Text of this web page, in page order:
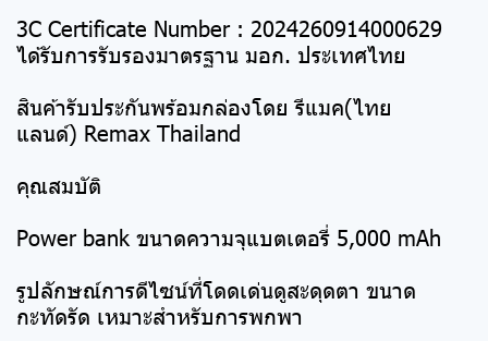
3C Certificate Number : 2024260914000629
ได้รับการรับรองมาตรฐาน มอก. ประเทศไทย
สินค้ารับประกันพร้อมกล่องโดย รีแมค(ไทย
แลนด์) Remax Thailand
คุณสมบัติ
Power bank ขนาดความจุแบตเตอรี่ 5,000 mAh
รูปลักษณ์การดีไซน์ที่โดดเด่นดูสะดุดตา ขนาด
กะทัดรัด เหมาะสำหรับการพกพา